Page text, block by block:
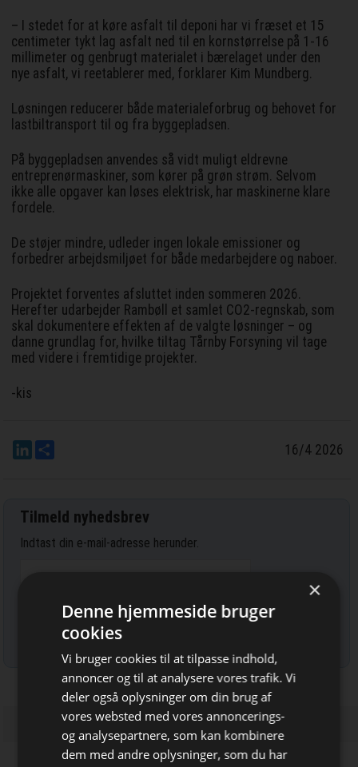
Bliv opdateret hver dag
– I stedet for at køre asfalt til deponi har vi fræset et 15
centimeter tykt lag asfalt ned til en kornstørrelse på 1-16
millimeter og genbrugt materialet i bærelaget under den
nye asfalt, vi reetablerer med, forklarer Kim Mundberg.
Løsningen reducerer både materialeforbrug og behovet for
lastbiltransport til og fra byggepladsen.
På byggepladsen anvendes så vidt muligt eldrevne
entreprenørmaskiner, som kører på grøn strøm. Selvom
ikke alle opgaver kan løses elektrisk, har maskinerne klare
fordele.
De støjer mindre, udleder ingen lokale emissioner og
forbedrer arbejdsmiljøet for både medarbejdere og naboer.
Projektet forventes afsluttet inden sommeren 2026.
Herefter udarbejder Rambøll et samlet CO2-regnskab, som
skal dokumentere effekten af de valgte løsninger – og
danne grundlag for, hvilke tiltag Tårnby Forsyning vil tage
med videre i fremtidige projekter.
-kis
LinkedIn 16/4 2026
Tilmeld nyhedsbrev
Indtast din e-mail-adresse herunder.
Læs mere om udsendelsestidspunkter og afmelding her
×
Denne hjemmeside bruger
cookies
Vi bruger cookies til at tilpasse indhold,
annoncer og til at analysere vores trafik. Vi
deler også oplysninger om din brug af
vores websted med vores annoncerings-
og analysepartnere, som kan kombinere
dem med andre oplysninger, som du har